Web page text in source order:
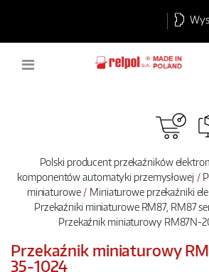
Polski producent przekaźników
komponentów automatyki przemysłowej
miniaturowe
Miniaturowe przekaźniki
Przekaźniki miniaturowe RM87, RM87
Przekaźnik miniaturowy RM87N-
Przekaźnik miniaturowy
35-1024